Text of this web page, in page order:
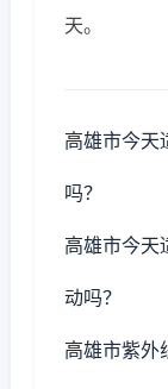
天。
高雄市今天
吗？
高雄市今天
动吗？
高雄市紫外